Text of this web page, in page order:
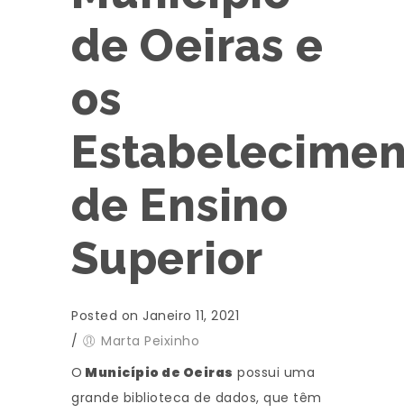
de Oeiras e
os
de Ensino
Superior
Posted on Janeiro 11, 2021
/
Marta Peixinho
O Município de Oeiras possui uma
grande biblioteca de dados, que têm